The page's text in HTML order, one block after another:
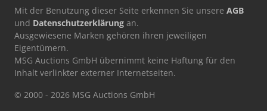
Mit der Benutzung dieser Seite erkennen Sie unsere AGB
und Datenschutzerklärung an.
Ausgewiesene Marken gehören ihren jeweiligen
Eigentümern.
MSG Auctions GmbH übernimmt keine Haftung für den
Inhalt verlinkter externer Internetseiten.
© 2000 - 2026 MSG Auctions GmbH